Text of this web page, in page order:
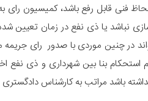
فنی قابل رفع باشد، کمیسیون
نباشد یا ذی نفع در زمان تعیین
در چنین موردی با صدور رای
بنا بین شهرداری و ذی نفع
باشد مراتب به کارشناس